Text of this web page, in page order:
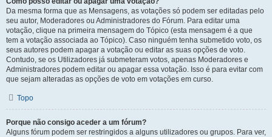
Da mesma forma que as Mensagens, as votações só podem ser editadas pelo
seu autor, Moderadores ou Administradores do Fórum. Para editar uma
votação, clique na primeira mensagem do Tópico (esta mensagem é a que
tem a votação associada ao Tópico). Caso ninguém tenha submetido voto, os
seus autores podem apagar a votação ou editar as suas opções de voto.
Contudo, se os Utilizadores já submeteram votos, apenas Moderadores e
Administradores podem editar ou apagar essa votação. Isso é para evitar com
que sejam alteradas as opções de voto em votações em curso.
Topo
Porque não consigo aceder a um fórum?
Alguns fórum podem ser restringidos a alguns utilizadores ou grupos. Para ver,